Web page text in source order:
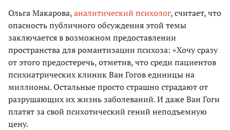
Ольга Макарова,аналитический психолог, считает, что
опасность публичного обсуждения этой темы
заключается в возможном предоставлении
пространства для романтизации психоза: «Хочу сразу
от этого предостеречь, отметив, что среди пациентов
психиатрических клиник Ван Гогов единицы на
миллионы. Остальные просто страшно страдают от
разрушающих их жизнь заболеваний. И даже Ван Гоги
платят за свой психотический гений неподъемную
цену.